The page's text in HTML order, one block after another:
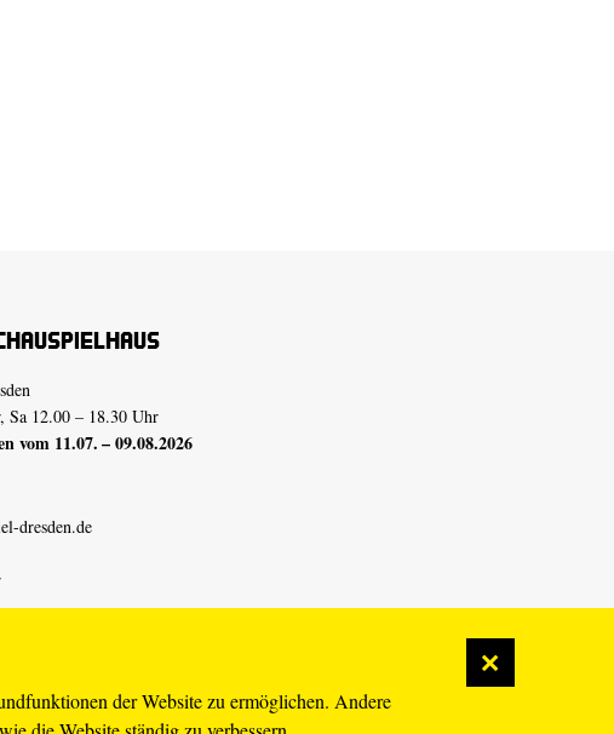
der Website zu ermöglichen. Andere
Sa 12.00 – 18.30 Uhr
vom 11.07. – 09.08.2026
dresden.de